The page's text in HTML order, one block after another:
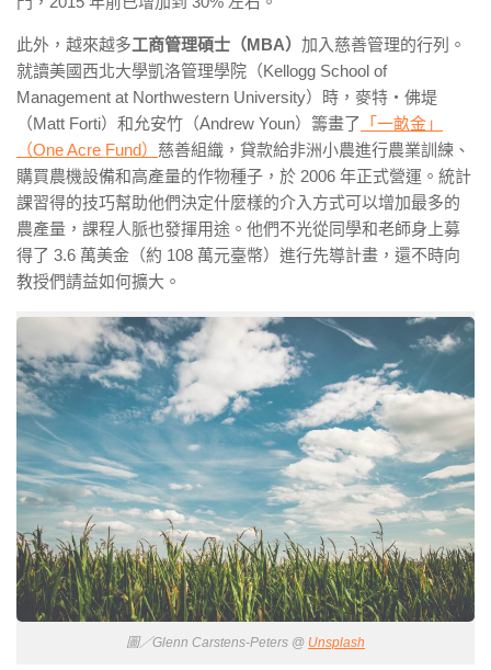
此外，越來越多工商管理碩士（MBA） 加入慈善管理的行列。
就讀美國西北大學凱洛管理學院（Kellogg School of
Management at Northwestern University）時，麥特・佛堤
（Matt Forti）和允安竹（Andrew Youn）籌畫了
「一畝金」
（One Acre Fund） 慈善組織，貸款給非洲小農進行農業訓練、
購買農機設備和高產量的作物種子，於 2006 年正式營運。統計
課習得的技巧幫助他們決定什麼樣的介入方式可以增加最多的
農產量，課程人脈也發揮用途。他們不光從同學和老師身上募
得了 3.6 萬美金（約 108 萬元臺幣）進行先導計畫，還不時向
教授們請益如何擴大。
圖／Glenn Carstens-Peters @ Unsplash